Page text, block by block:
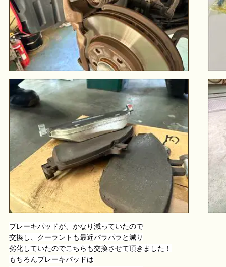
ブレーキパッドが、かなり減っていたので
交換し、クーラントも最近パラパラと減り
劣化していたのでこちらも交換させて頂きました！
もちろんブレーキパッドは